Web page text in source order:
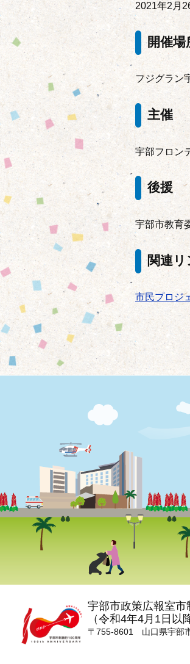
2021年2月
開催場
フジグラン
主催
宇部フロン
後援
宇部市教育
関連リ
市民プロジ
宇部市政策広報室
（令和4年4月1日以
〒755-8601 山口県宇部